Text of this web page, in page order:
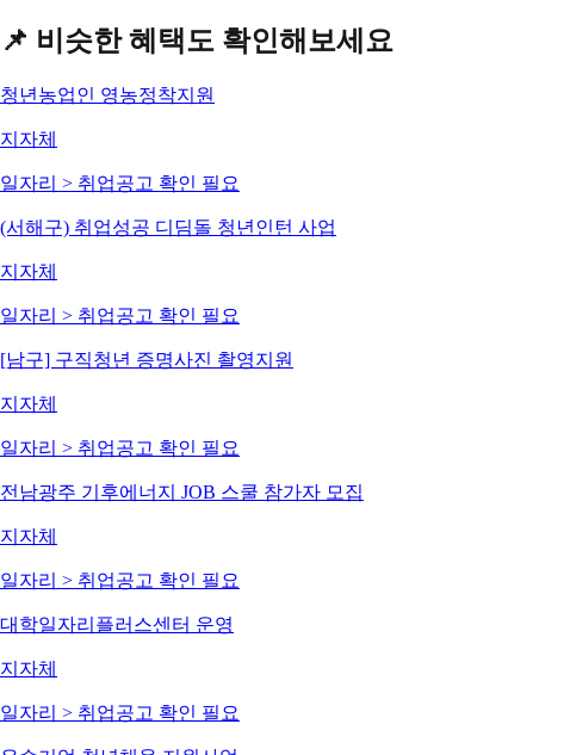
📌 비슷한 혜택도 확인해보세요
청년농업인 영농정착지원
지자체
일자리 > 취업공고 확인 필요
(서해구) 취업성공 디딤돌 청년인턴 사업
지자체
일자리 > 취업공고 확인 필요
[남구] 구직청년 증명사진 촬영지원
지자체
일자리 > 취업공고 확인 필요
전남광주 기후에너지 JOB 스쿨 참가자 모집
지자체
일자리 > 취업공고 확인 필요
대학일자리플러스센터 운영
지자체
일자리 > 취업공고 확인 필요